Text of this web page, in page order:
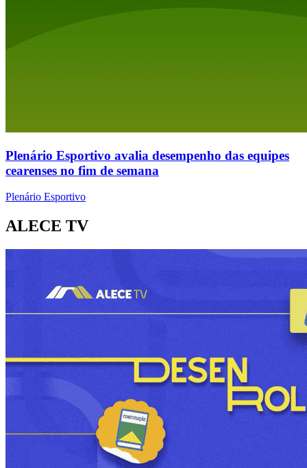
Plenário Esportivo avalia desempenho das equipes
cearenses no fim de semana
Plenário Esportivo
ALECE TV